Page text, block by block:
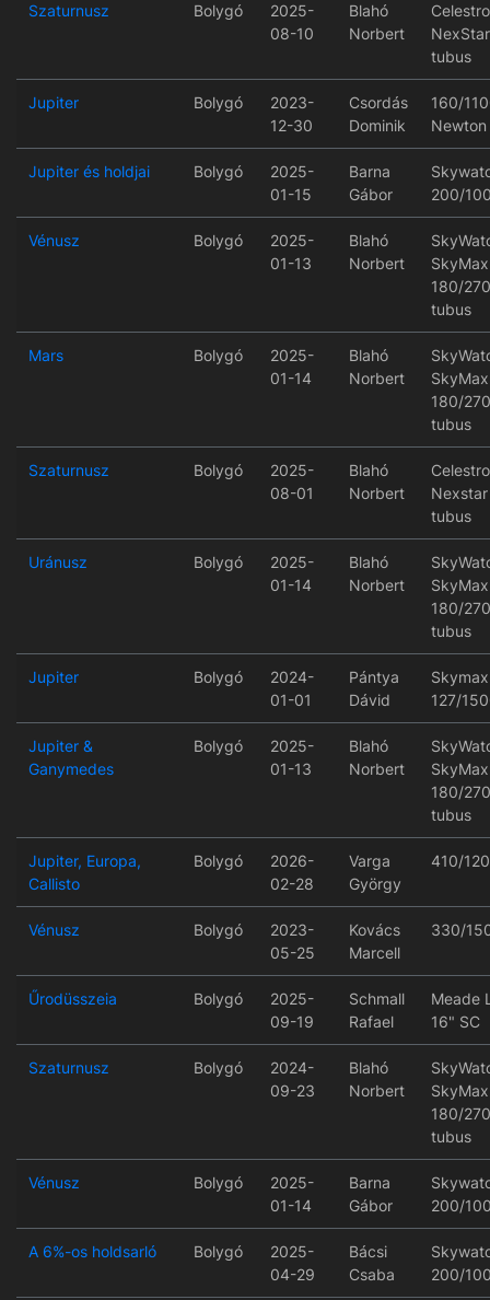
Szaturnusz Bolygó
2025-
08-10
Blahó
Norbert
tubus
Jupiter Bolygó
2023-
12-30
Csordás
Dominik
160/
Newton
Jupiter és holdjai Bolygó
2025-
01-15
Barna
Gábor
200/
Vénusz Bolygó
2025-
01-13
Blahó
Norbert
SkyMax
180/
tubus
Mars Bolygó
2025-
01-14
Blahó
Norbert
SkyMax
180/
tubus
Szaturnusz Bolygó
2025-
08-01
Blahó
Norbert
tubus
Uránusz Bolygó
2025-
01-14
Blahó
Norbert
SkyMax
180/
tubus
Jupiter Bolygó
2024-
01-01
Pántya
Dávid
Skymax
127/
Jupiter &
Ganymedes
Bolygó
2025-
01-13
Blahó
Norbert
SkyMax
180/
tubus
Jupiter, Europa,
Callisto
Bolygó
2026-
02-28
Varga
György
410/
Vénusz Bolygó
2023-
05-25
Kovács
Marcell
330/
Űrodüsszeia Bolygó
2025-
09-19
Schmall
Rafael
Meade
16" SC
Szaturnusz Bolygó
2024-
09-23
Blahó
Norbert
SkyMax
180/
tubus
Vénusz Bolygó
2025-
01-14
Barna
Gábor
200/
A 6%-os holdsarló Bolygó
2025-
04-29
Bácsi
Csaba
200/